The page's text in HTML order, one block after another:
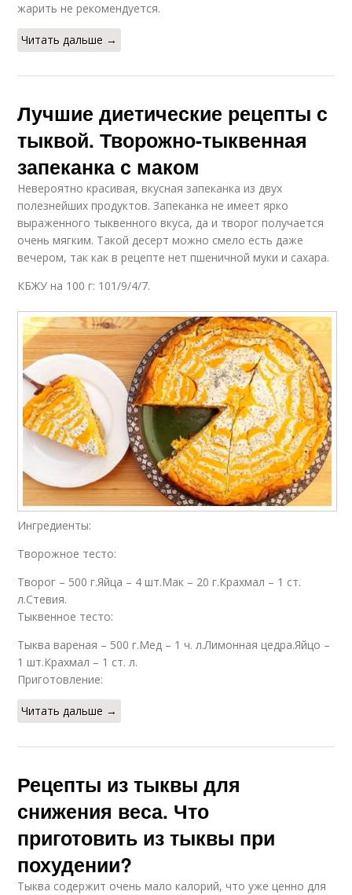
жарить не рекомендуется.
Читать дальше →
Лучшие диетические рецепты с
тыквой. Творожно-тыквенная
запеканка с маком
Невероятно красивая, вкусная запеканка из двух
полезнейших продуктов. Запеканка не имеет ярко
выраженного тыквенного вкуса, да и творог получается
очень мягким. Такой десерт можно смело есть даже
вечером, так как в рецепте нет пшеничной муки и сахара.
КБЖУ на 100 г: 101/9/4/7.
Ингредиенты:
Творожное тесто:
Творог – 500 г.Яйца – 4 шт.Мак – 20 г.Крахмал – 1 ст.
л.Стевия.
Тыквенное тесто:
Тыква вареная – 500 г.Мед – 1 ч. л.Лимонная цедра.Яйцо –
1 шт.Крахмал – 1 ст. л.
Приготовление:
Читать дальше →
Рецепты из тыквы для
снижения веса. Что
приготовить из тыквы при
похудении?
Тыква содержит очень мало калорий, что уже ценно для